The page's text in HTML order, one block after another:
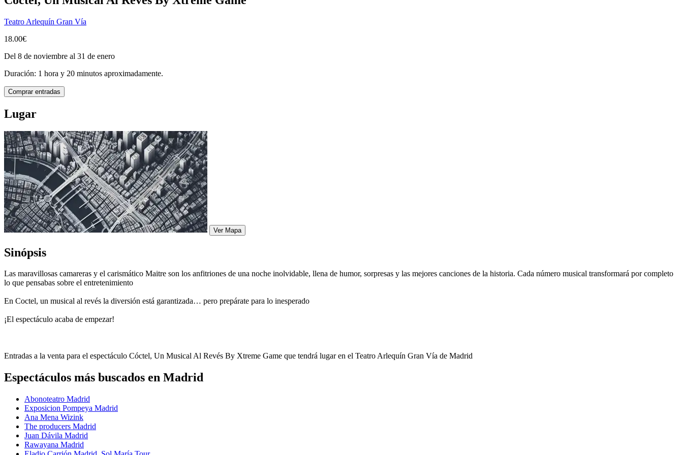
Teatro Arlequín Gran Vía
18.00€
Del 8 de noviembre al 31 de enero
Duración: 1 hora y 20 minutos aproximadamente.
Comprar entradas
Lugar
Ver Mapa
Sinópsis
Las maravillosas camareras y el carismático Maitre son los anfitriones de una noche inolvidable, llena de humor, sorpresas y las mejores canciones de la historia. Cada número musical transformará por completo
lo que pensabas sobre el entretenimiento
En Coctel, un musical al revés la diversión está garantizada… pero prepárate para lo inesperado
¡El espectáculo acaba de empezar!
Entradas a la venta para el espectáculo Cóctel, Un Musical Al Revés By Xtreme Game que tendrá lugar en el Teatro Arlequín Gran Vía de Madrid
Espectáculos más buscados en Madrid
Abonoteatro Madrid
Exposicion Pompeya Madrid
Ana Mena Wizink
The producers Madrid
Juan Dávila Madrid
Rawayana Madrid